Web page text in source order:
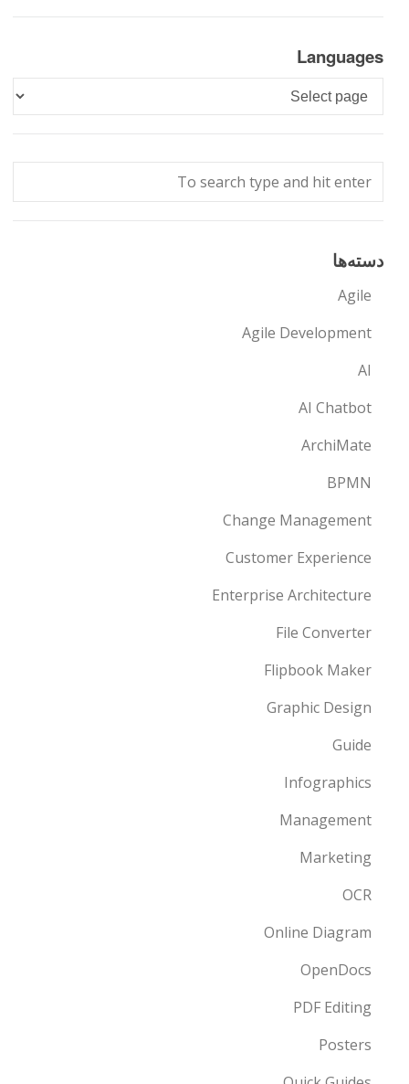
Languages
Languages
دسته‌ها
Agile
Agile Development
AI
AI Chatbot
ArchiMate
BPMN
Change Management
Customer Experience
Enterprise Architecture
File Converter
Flipbook Maker
Graphic Design
Guide
Infographics
Management
Marketing
OCR
Online Diagram
OpenDocs
PDF Editing
Posters